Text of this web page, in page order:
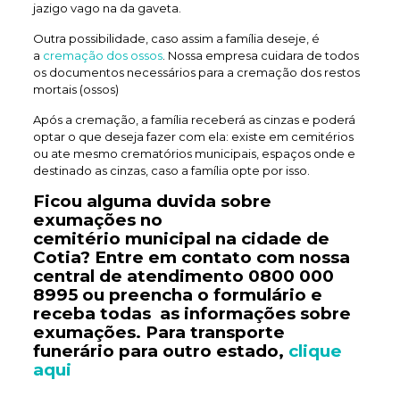
jazigo vago na da gaveta.
Outra possibilidade, caso assim a família deseje, é
a cremação dos ossos. Nossa empresa cuidara de todos
os documentos necessários para a cremação dos restos
mortais (ossos)
Após a cremação, a família receberá as cinzas e poderá
optar o que deseja fazer com ela: existe em cemitérios
ou ate mesmo crematórios municipais, espaços onde e
destinado as cinzas, caso a família opte por isso.
Ficou alguma duvida sobre
exumações no
cemitério municipal na cidade de
Cotia? Entre em contato com nossa
central de atendimento 0800 000
8995ou preencha o formulário e
receba todas as informações sobre
exumações. Para transporte
funerário para outro estado, clique
aqui